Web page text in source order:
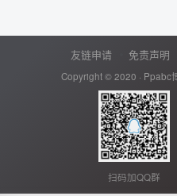
友链申请 免责声明
Copyright © 2020 · Ppabc
扫码加QQ群